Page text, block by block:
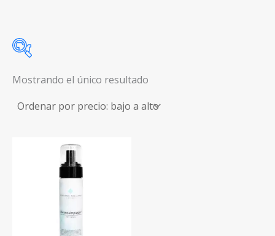
Mostrando el único resultado